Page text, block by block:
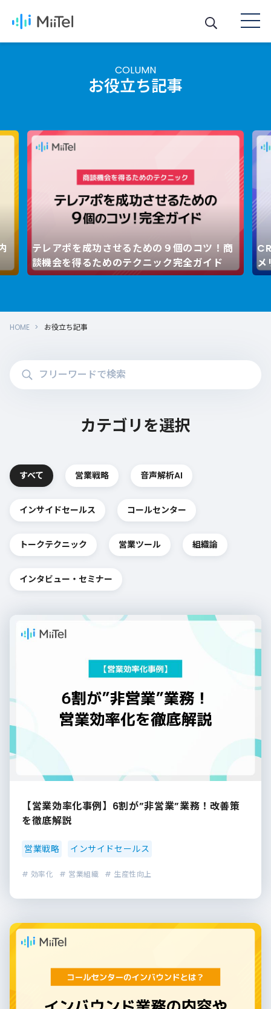
COLUMN
お役立ち記事
テレアポを成功させるための９個のコツ！商
談機会を得るためのテクニック完全ガイド
メ
Next
HOME お役立ち記事
カテゴリを選択
すべて 営業戦略 音声解析AI
インサイドセールス コールセンター
トークテクニック 営業ツール 組織論
インタビュー・セミナー
【営業効率化事例】6割が”非営業”業務！改善策
を徹底解説
営業戦略 インサイドセールス
# 効率化 # 営業組織 # 生産性向上